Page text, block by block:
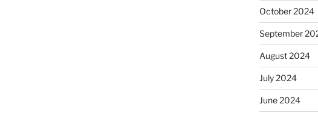
October 2024
September
August 2024
July 2024
June 2024